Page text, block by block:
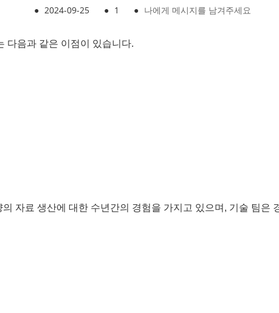
● 2024-09-25 ● 1 ● 나에게 메시지를 남겨주세요
다음과 같은 이점이 있습니다.
자료 생산에 대한 수년간의 경험을 가지고 있으며, 기술 팀은